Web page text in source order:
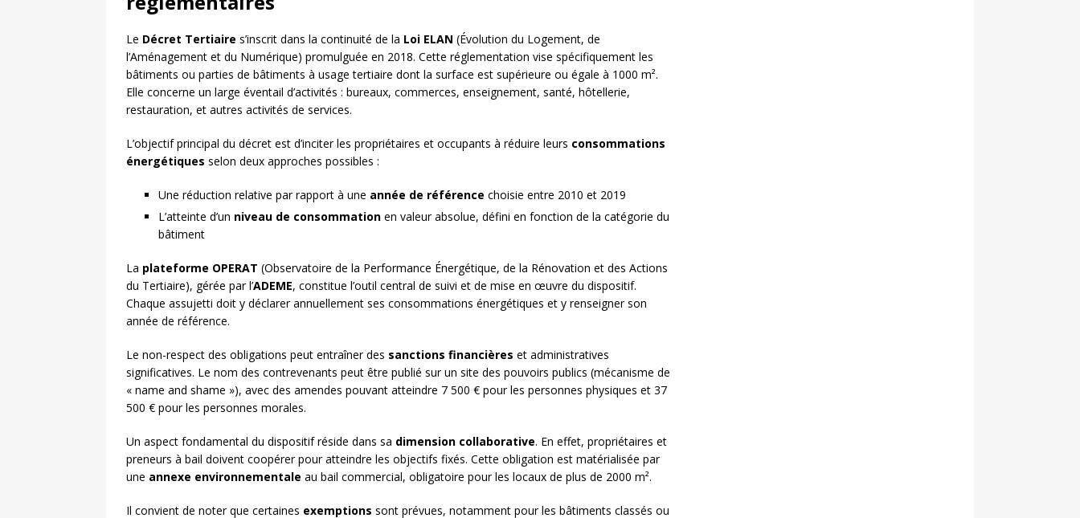
Le Décret Tertiaire s’inscrit dans la continuité de la Loi ELAN (Évolution du Logement, de
l’Aménagement et du Numérique) promulguée en 2018. Cette réglementation vise spécifiquement les
bâtiments ou parties de bâtiments à usage tertiaire dont la surface est supérieure ou égale à 1000 m².
Elle concerne un large éventail d’activités : bureaux, commerces, enseignement, santé, hôtellerie,
restauration, et autres activités de services.
L’objectif principal du décret est d’inciter les propriétaires et occupants à réduire leurs consommations
énergétiques selon deux approches possibles :
Une réduction relative par rapport à une année de référence choisie entre 2010 et 2019
L’atteinte d’un niveau de consommation en valeur absolue, défini en fonction de la catégorie du
bâtiment
La plateforme OPERAT (Observatoire de la Performance Énergétique, de la Rénovation et des Actions
du Tertiaire), gérée par l’ADEME, constitue l’outil central de suivi et de mise en œuvre du dispositif.
Chaque assujetti doit y déclarer annuellement ses consommations énergétiques et y renseigner son
année de référence.
Le non-respect des obligations peut entraîner des sanctions financières et administratives
significatives. Le nom des contrevenants peut être publié sur un site des pouvoirs publics (mécanisme de
« name and shame »), avec des amendes pouvant atteindre 7 500 € pour les personnes physiques et 37
500 € pour les personnes morales.
Un aspect fondamental du dispositif réside dans sa dimension collaborative. En effet, propriétaires et
preneurs à bail doivent coopérer pour atteindre les objectifs fixés. Cette obligation est matérialisée par
une annexe environnementale au bail commercial, obligatoire pour les locaux de plus de 2000 m².
Il convient de noter que certaines exemptions sont prévues, notamment pour les bâtiments classés ou